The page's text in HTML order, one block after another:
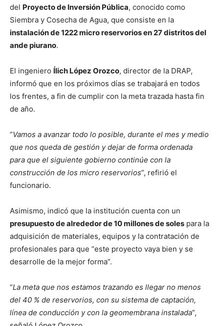
del Proyecto de Inversión Pública, conocido como
Siembra y Cosecha de Agua, que consiste en la
instalación de 1222 micro reservorios en 27 distritos del
ande piurano.
El ingeniero Ílich López Orozco, director de la DRAP,
informó que en los próximos días se trabajará en todos
los frentes, a fin de cumplir con la meta trazada hasta fin
de año.
“Vamos a avanzar todo lo posible, durante el mes y medio
que nos queda de gestión y dejar de forma ordenada
para que el siguiente gobierno continúe con la
construcción de los micro reservorios”, refirió el
funcionario.
Asimismo, indicó que la institución cuenta con un
presupuesto de alrededor de 10 millones de soles para la
adquisición de materiales, equipos y la contratación de
profesionales para que “este proyecto vaya bien y se
desarrolle de la mejor forma”.
“La meta que nos estamos trazando es llegar no menos
del 40 % de reservorios, con su sistema de captación,
línea de conducción y con la geomembrana instalada”,